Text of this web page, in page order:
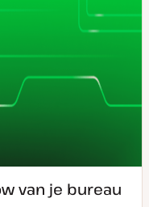
van je bureau